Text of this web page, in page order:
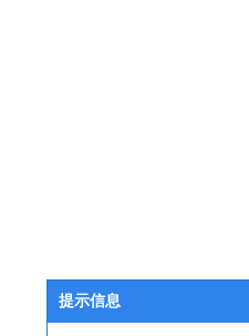
提示信息